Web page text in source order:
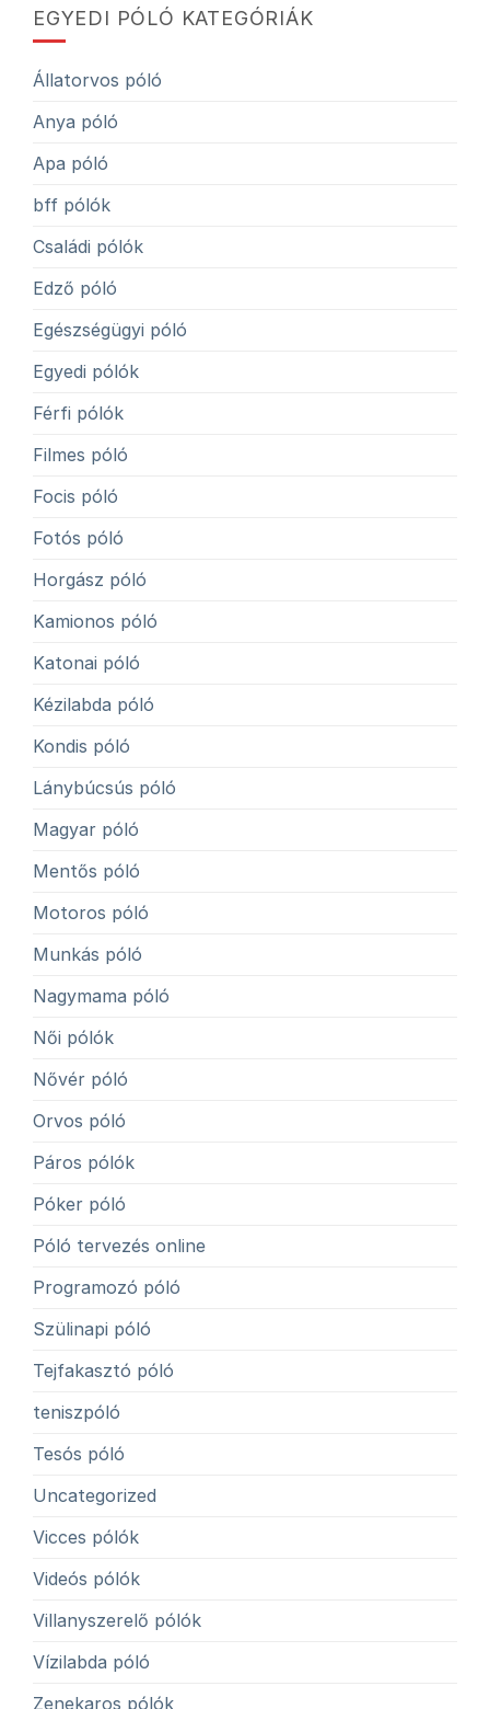
EGYEDI PÓLÓ KATEGÓRIÁK
Állatorvos póló
Anya póló
Apa póló
bff pólók
Családi pólók
Edző póló
Egészségügyi póló
Egyedi pólók
Férfi pólók
Filmes póló
Focis póló
Fotós póló
Horgász póló
Kamionos póló
Katonai póló
Kézilabda póló
Kondis póló
Lánybúcsús póló
Magyar póló
Mentős póló
Motoros póló
Munkás póló
Nagymama póló
Női pólók
Nővér póló
Orvos póló
Páros pólók
Póker póló
Póló tervezés online
Programozó póló
Szülinapi póló
Tejfakasztó póló
teniszpóló
Tesós póló
Uncategorized
Vicces pólók
Videós pólók
Villanyszerelő pólók
Vízilabda póló
Zenekaros pólók